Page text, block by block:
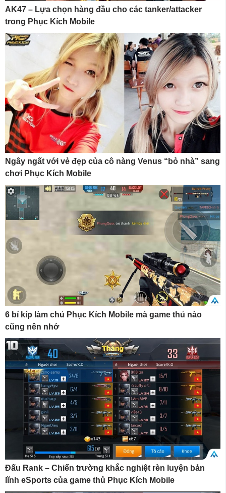
AK47 – Lựa chọn hàng đầu cho các tanker/attacker
trong Phục Kích Mobile
Ngây ngất với vẻ đẹp của cô nàng Venus “bỏ nhà” sang
chơi Phục Kích Mobile
6 bí kíp làm chủ Phục Kích Mobile mà game thủ nào
cũng nên nhớ
Đấu Rank – Chiến trường khắc nghiệt rèn luyện bản
lĩnh eSports của game thủ Phục Kích Mobile